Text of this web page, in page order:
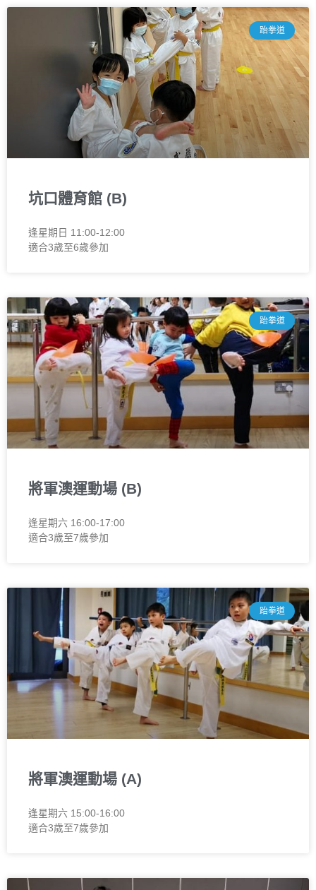
跆拳道
坑口體育館 (B)
逢星期日 11:00-12:00
適合3歲至6歲參加
跆拳道
將軍澳運動場 (B)
逢星期六 16:00-17:00
適合3歲至7歲參加
跆拳道
將軍澳運動場 (A)
逢星期六 15:00-16:00
適合3歲至7歲參加